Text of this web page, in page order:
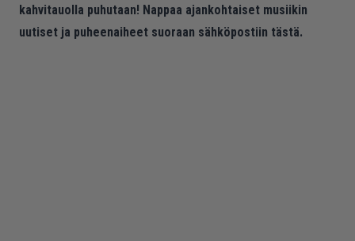
kahvitauolla puhutaan! Nappaa ajankohtaiset musiikin
uutiset ja puheenaiheet suoraan sähköpostiin tästä.